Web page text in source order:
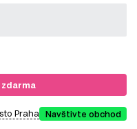
Praha Navštivte obchod